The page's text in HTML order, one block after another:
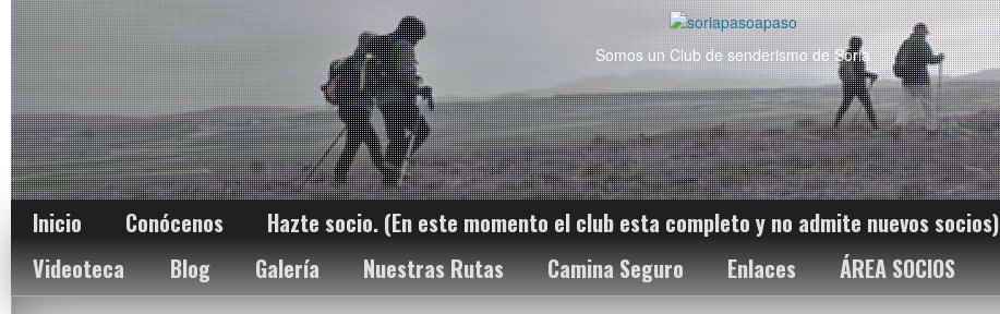
Somos un Club de senderismo de Soria
Inicio Conócenos Hazte socio. (En este momento el club esta completo y no admite nuevos socios)
Videoteca
Blog Galería Nuestras Rutas Camina Seguro Enlaces ÁREA SOCIOS